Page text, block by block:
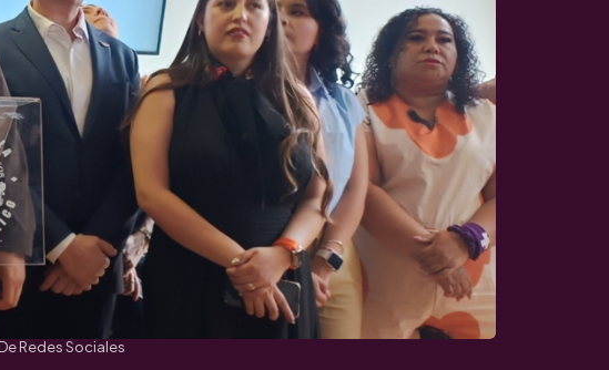
Redes Sociales